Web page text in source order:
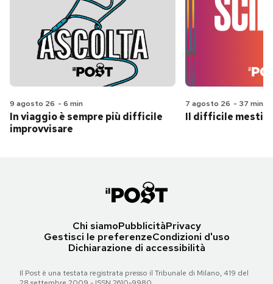
9 agosto 26 - 6 min
In viaggio è sempre più difficile
improvvisare
7 agosto 26 - 37 min
Il difficile
Chi siamoPubblicitàPrivacy
Gestisci le preferenzeCondizioni d'uso
Dichiarazione di accessibilità
Il Post è una testata registrata presso il Tribunale di Milano, 419 del